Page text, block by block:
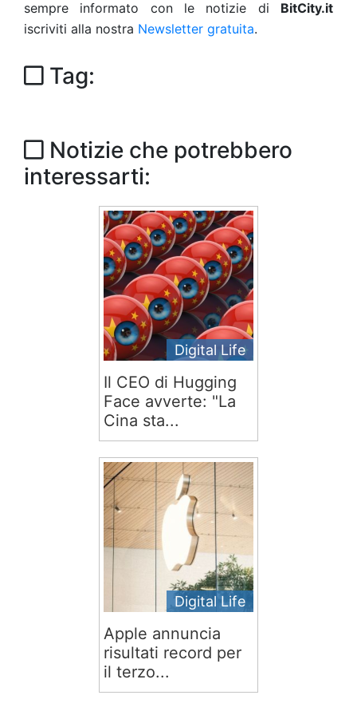
sempre informato con le notizie di BitCity.it
iscriviti alla nostra Newsletter gratuita.
Tag:
Notizie che potrebbero
interessarti:
Digital Life
Il CEO di Hugging
Face avverte: "La
Cina sta...
Digital Life
Apple annuncia
risultati record per
il terzo...